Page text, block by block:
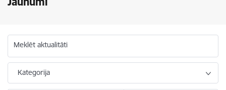
Meklēt aktualitāti
Kategorija